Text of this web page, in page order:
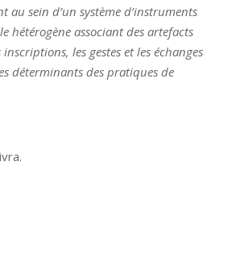
sein d’un système d’instruments
hétérogène associant des artefacts
les gestes et les échanges
déterminants des pratiques de